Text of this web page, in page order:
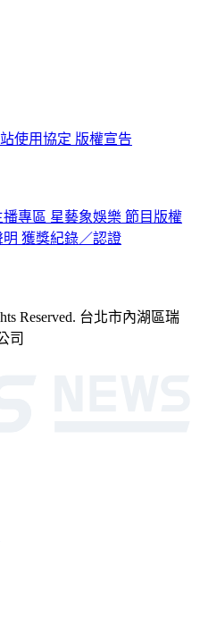
使用協定 版權宣告
播專區 星藝象娛樂 節目版權
獲獎紀錄／認證
Reserved. 台北市內湖區瑞
司